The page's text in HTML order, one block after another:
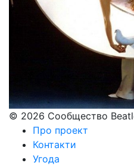
© 2026 Сообщество
Про проект
Контакти
Угода